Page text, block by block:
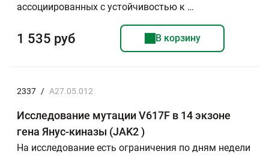
ассоциированных с устойчивостью к …
1 535 руб В корзину
2337 / A27.05.012
Исследование мутации V617F в 14 экзоне
гена Янус-киназы (JAK2 )
На исследование есть ограничения по дням недели